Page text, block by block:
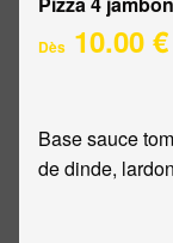
Dès 10.00 €
Base sauce
de dinde,